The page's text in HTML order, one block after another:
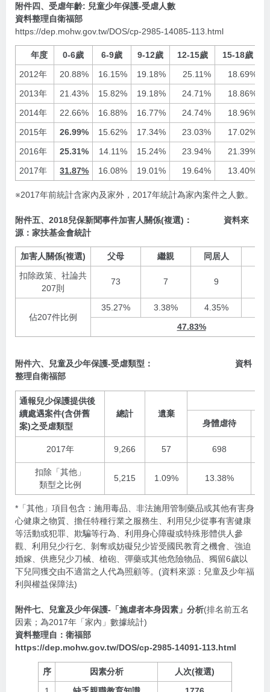
附件四、受虐年齡: 兒童少年保護-受虐人數
資料整理自衛福部
https://dep.mohw.gov.tw/DOS/cp-2985-14085-113.html
年度 0-6歲 6-9歲 9-12歲 12-15歲
15-18歲
2012年
20.88% 16.15% 19.18% 25.11%
18.69%
2013年
21.43% 15.82% 19.18% 24.71%
18.86%
2014年
22.66% 16.88% 16.77% 24.74%
18.96%
2015年
26.99% 15.62% 17.34% 23.03%
17.02%
2016年
25.31% 14.11% 15.24% 23.94%
21.39%
2017年
31.87% 16.08% 19.01% 19.64% 13.40%
※2017年前統計含家內及家外，2017年統計為家內案件之人數。
附件五、2018兒保新聞事件加害人關係(複選)：
資料來
源：家扶基金會統計
加害人關係(複選) 父母 繼親 同居人
扣除政策、社論共
207則
73 7 9
佔207件比例
35.27% 3.38% 4.35%
47.83%
附件六、兒童及少年保護-受虐類型： 資料
整理自衛福部
通報兒少保護提供後
續處遇案件(含併舊
案)之受虐類型
總計
遺棄
身體虐待
2017年 9,266 57 698
扣除「其他」
類型之比例
5,215 1.09% 13.38%
*「其他」項目包含：施用毒品、非法施用管制藥品或其他有害身
心健康之物質、擔任特種行業之服務生、利用兒少從事有害健康
等活動或犯罪、欺騙等行為、利用身心障礙或特殊形體供人參
觀、利用兒少行乞、剝奪或妨礙兒少皆受國民教育之機會、強迫
婚嫁、供應兒少刀械、槍砲、彈藥或其他危險物品、獨留6歲以
下兒同獲交由不適當之人代為照顧等。(資料來源：兒童及少年福
利與權益保障法)
附件七、兒童及少年保護-「施虐者本身因素」分析(排名前五名
因素；為2017年「家內」數據統計)
資料整理自：衛福部
https://dep.mohw.gov.tw/DOS/cp-2985-14091-113.html
序 因素分析
人次(複選)